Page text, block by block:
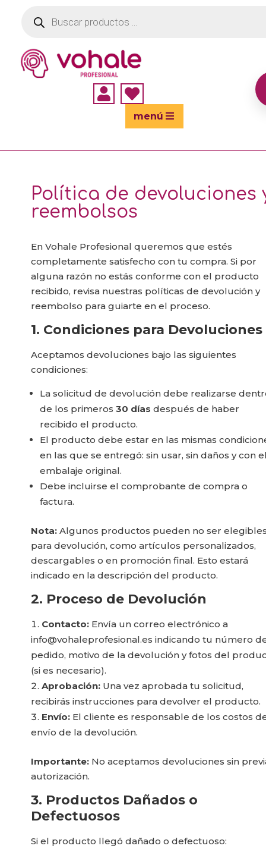
productos
 
menú
Política de devoluciones
reembolsos
En Vohale Profesional queremos que estés
completamente satisfecho con tu compra. Si por
alguna razón no estás conforme con el producto
recibido, revisa nuestras políticas de devolución y
reembolso para guiarte en el proceso.
1. Condiciones para Devoluciones
Aceptamos devoluciones bajo las siguientes
condiciones:
La solicitud de devolución debe realizarse
de los primeros 30 días después de haber
recibido el producto.
El producto debe estar en las mismas
en las que se entregó: sin usar, sin daños y con
embalaje original.
Debe incluirse el comprobante de compra o
factura.
Nota: Algunos productos pueden no ser
para devolución, como artículos personalizados,
descargables o en promoción final. Esto estará
indicado en la descripción del producto.
2. Proceso de Devolución
Contacto: Envía un correo electrónico a
info@vohaleprofesional.es indicando tu número
pedido, motivo de la devolución y fotos del
(si es necesario).
Aprobación: Una vez aprobada tu solicitud,
recibirás instrucciones para devolver el producto.
Envío: El cliente es responsable de los costos
envío de la devolución.
Importante: No aceptamos devoluciones sin
autorización.
3. Productos Dañados o
Defectuosos
Si el producto llegó dañado o defectuoso: